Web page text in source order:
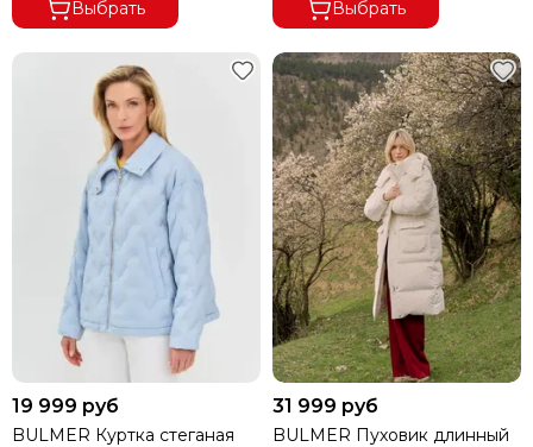
Выбрать Выбрать
19 999 руб
BULMER Куртка стеганая
31 999 руб
BULMER Пуховик длинный